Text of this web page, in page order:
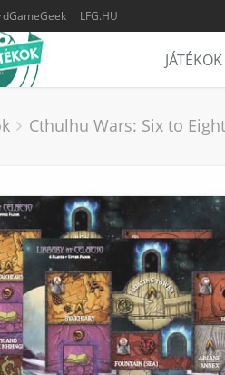
LFG.HU
JÁTÉKOK
Cthulhu Wars: Six to